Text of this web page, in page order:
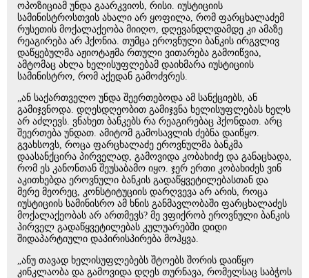
ოპოზიციამ უნდა გაარკვიოს, რისი. იუსტიციის
სამინისტროსთვის ახალი არ ყოფილა, რომ ფარცხალაძემ
რუსეთის მოქალაქეობა მიიღო, დღევანდლდამდე კი ამაზე
რეაგირება არ ჰქონია. თუმცა ეროვნული ბანკის ირგვლივ
დაწყებულმა აჟიოტაჟმა რთული ვითარება გამოიწვია,
ამტომაც ახლა ხელისუფლებამ დაიხმარა იუსტიციის
სამინისტრო, რომ აქედან გამოძვრეს.
„ან საქართველო უნდა შეერთებოდა ამ სანქციებს, ან
გამიჯვნოდა. დღესდღეობით გამიჯვნა ხელისუფლებას ხელს
არ აძლევს. ვნახეთ ბანკებს რა რეაგირებაც ჰქონდათ. არც
შეერთება უნდათ. ამიტომ გამოსავლის ძებნა დაიწყო.
გვახსოვს, როცა ფარცხალაძე ეროვნულმა ბანკმა
დაასანქცირა პირველად, გამოვიდა კობახიძე და განაცხადა,
რომ ეს კანონთან შეუსაბამო იყო. ჯერ ერთი კობახიძეს ვინ
აკითხებდა ეროვნული ბანკის გადაწყვეტილებასთან და
მერე მეორეც, კონსტიტუციის დარღვევა არ არის, როცა
იუსტიციის სამინისრო ამ ხნის განმავლობაში ფარცხალაძეს
მოქალაქეობას არ ართმევს? მე ვფიქრობ ეროვნული ბანკის
პირველ გადაწყვეტილებას კულუარებში დიდი
შიდაპარტიული დაპირისპირება მოჰყვა.
„ანუ თავად ხელისუფლებებს შტოებს შორის დაიწყო
კინკლაობა და გამოვიდა დღეს თურნავა, რომელსაც საბჭოს